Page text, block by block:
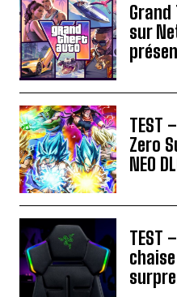
sur
TEST
Zero
NEO
TEST